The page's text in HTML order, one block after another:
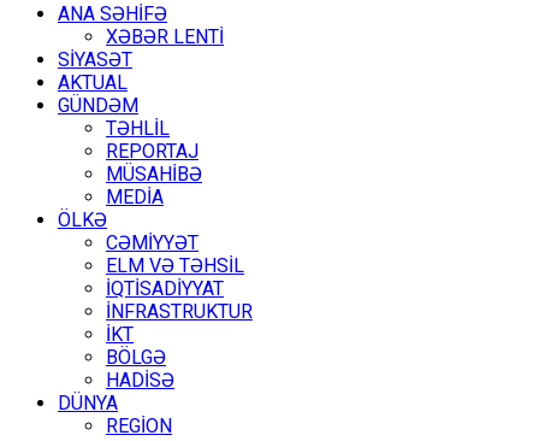
PrimaryANA SƏHİFƏ
XƏBƏR LENTİ
SİYASƏT
AKTUAL
GÜNDƏM
TƏHLİL
REPORTAJ
MÜSAHİBƏ
MEDİA
ÖLKƏ
CƏMİYYƏT
ELM VƏ TƏHSİL
İQTİSADİYYAT
İNFRASTRUKTUR
İKT
BÖLGƏ
HADİSƏ
DÜNYA
REGİON